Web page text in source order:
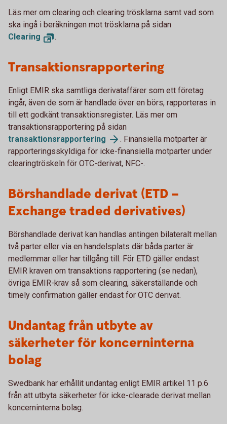
Läs mer om clearing och clearing trösklarna samt vad som
ska ingå i beräkningen mot trösklarna på sidan
Clearing
.
Transaktionsrapportering
Enligt EMIR ska samtliga derivataffärer som ett företag
ingår, även de som är handlade över en börs, rapporteras in
till ett godkänt transaktionsregister. Läs mer om
transaktionsrapportering på sidan
transaktionsrapportering
. Finansiella motparter är
rapporteringsskyldiga för icke-finansiella motparter under
clearingtröskeln för OTC-derivat, NFC-.
Börshandlade derivat (ETD –
Exchange traded derivatives)
Börshandlade derivat kan handlas antingen bilateralt mellan
två parter eller via en handelsplats där båda parter är
medlemmar eller har tillgång till. För ETD gäller endast
EMIR kraven om transaktions rapportering (se nedan),
övriga EMIR-krav så som clearing, säkerställande och
timely confirmation gäller endast för OTC derivat.
Undantag från utbyte av
säkerheter för koncerninterna
bolag
Swedbank har erhållit undantag enligt EMIR artikel 11 p.6
från att utbyta säkerheter för icke-clearade derivat mellan
koncerninterna bolag.